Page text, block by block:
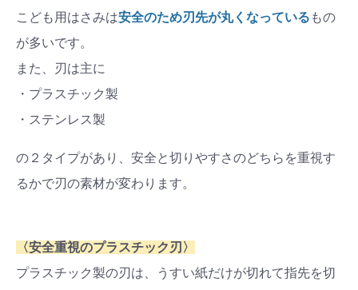
こども用はさみは安全のため刃先が丸くなっている もの
が多いです。
また、刃は主に
・プラスチック製
・ステンレス製
の２タイプがあり、安全と切りやすさのどちらを重視す
るかで刃の素材が変わります。
〈安全重視のプラスチック刃〉
プラスチック製の刃は、うすい紙だけが切れて指先を切